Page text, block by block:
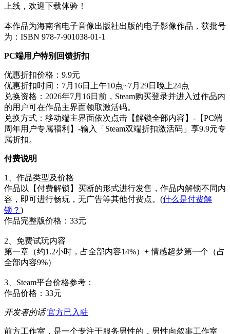
上线，欢迎下载体验！
本作品为海南省电子音像出版社出版的电子影像作品，获批号
为：ISBN 978-7-901038-01-1
PC端用户特别回馈折扣
优惠折扣价格：9.9元
优惠折扣时间：7月16日上午10点~7月29日晚上24点
兑换资格：2026年7月16日前，Steam购买登录并进入过作品内
的用户可在作品主界面领取激活码。
兑换方式：移动端主界面依次点击【解锁全部内容】-【PC端
周年用户专属福利】-输入「Steam双端折扣激活码」享9.9元专
属折扣。
付费说明
1、作品类型及价格
作品以【付费解锁】买断的形式进行发售，作品内解锁不同内
容，即可进行畅玩，无广告等其他付费点。(什么是付费解
锁？ )
作品完整版价格：33元
2、免费试玩内容
第一章（约1.2小时，占全部内容14%）+ 情感超梦第一个（占
全部内容9%）
3、Steam平台价格参考：
作品价格：33元
开发者的话 官方已入驻
前方工作室，是一个专注于服务男性的，男性向叙事工作室